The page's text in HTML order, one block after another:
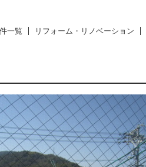
一覧 リフォーム・リノベーション